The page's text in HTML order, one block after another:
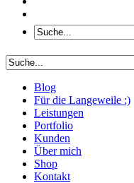
Blog
Für die Langeweile :)
Leistungen
Portfolio
Kunden
Über mich
Shop
Kontakt